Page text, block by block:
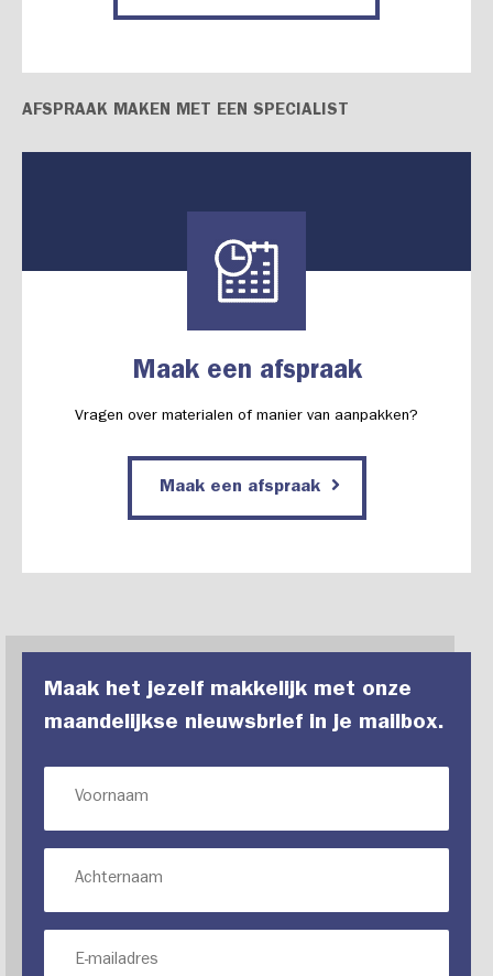
AFSPRAAK MAKEN MET EEN SPECIALIST
Maak een afspraak
Vragen over materialen of manier van aanpakken?
Maak een afspraak
Maak het jezelf makkelijk met onze
maandelijkse nieuwsbrief in je mailbox.